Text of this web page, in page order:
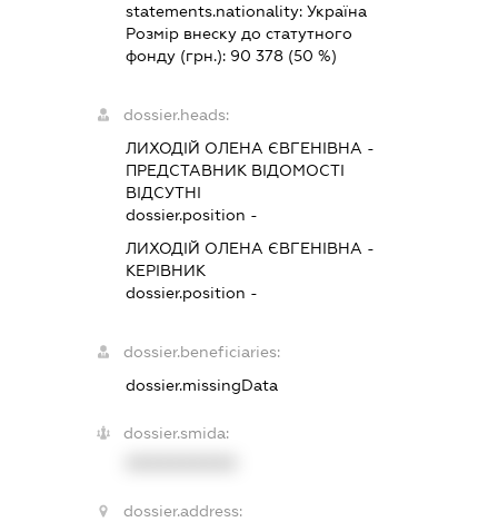
statements.nationality: Україна
Розмір внеску до статутного
фонду (грн.): 90 378(50 %)
dossier.heads:
ЛИХОДІЙ ОЛЕНА ЄВГЕНІВНА -
ПРЕДСТАВНИКВІДОМОСТІ
ВІДСУТНІ
dossier.position -
ЛИХОДІЙ ОЛЕНА ЄВГЕНІВНА -
КЕРІВНИК
dossier.position -
dossier.beneficiaries:
dossier.missingData
dossier.smida:
dossier.address: